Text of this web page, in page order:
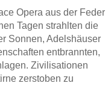
Opera aus der Feder
Tagen strahlten die
Sonnen, Adelshäuser
entbrannten,
Zivilisationen
zerstoben zu